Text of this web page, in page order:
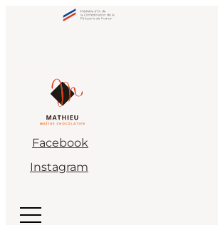
Facebook
Instagram